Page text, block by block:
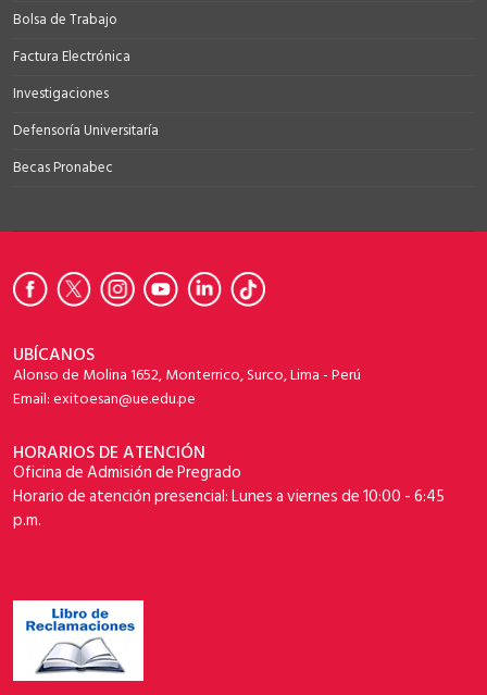
Bolsa de Trabajo
Factura Electrónica
Investigaciones
Defensoría Universitaría
Becas Pronabec
UBÍCANOS
Alonso de Molina 1652, Monterrico, Surco, Lima - Perú
Email: exitoesan@ue.edu.pe
HORARIOS DE ATENCIÓN
Oficina de Admisión de Pregrado
Horario de atención presencial: Lunes a viernes de 10:00 - 6:45
p.m.